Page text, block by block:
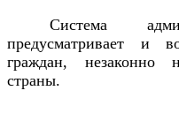
Система
предусматривает и
граждан, незаконно
страны.